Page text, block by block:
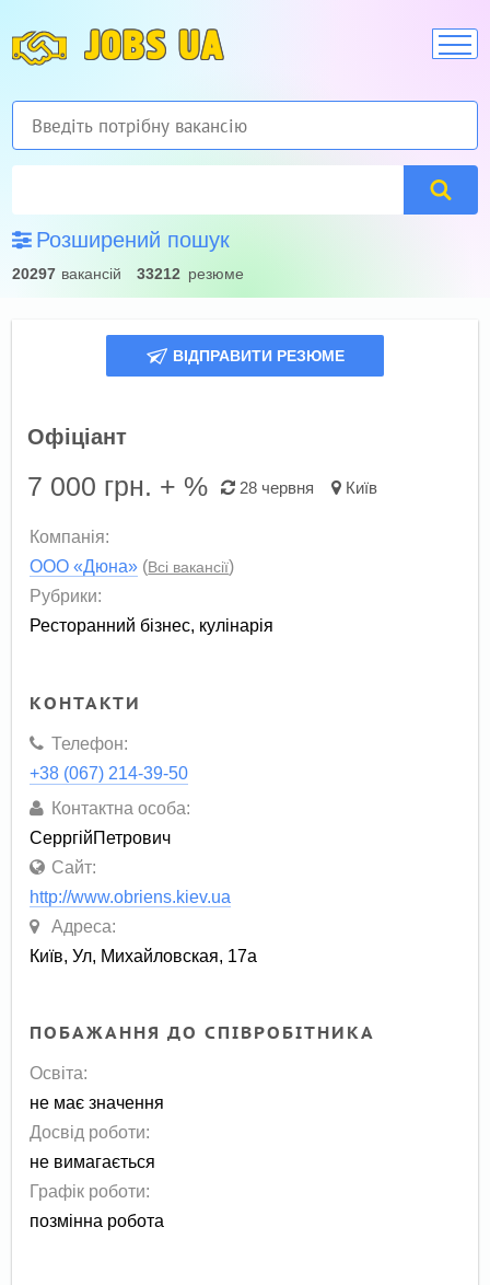
JOBS UA
Розширений пошук
20297 вакансій 33212 резюме
ВІДПРАВИТИ РЕЗЮМЕ
Офіціант
7 000 грн. + % 28 червня Київ
Компанія:
ООО «Дюна» (Всі вакансії)
Рубрики:
Ресторанний бізнес, кулінарія
КОНТАКТИ
Телефон:
+38 (067) 214-39-50
Контактна особа:
СерргійПетрович
Сайт:
http://www.obriens.kiev.ua
Адреса:
Київ, Ул, Михайловская, 17а
ПОБАЖАННЯ ДО СПІВРОБІТНИКА
Освіта:
не має значення
Досвід роботи:
не вимагається
Графік роботи:
позмінна робота